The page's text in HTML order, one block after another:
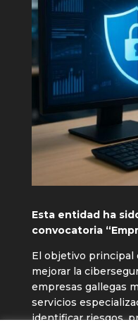
Esta entidad ha
convocatoria
El objetivo principal
mejorar la
empresas gallegas
servicios
identificar riesgos,